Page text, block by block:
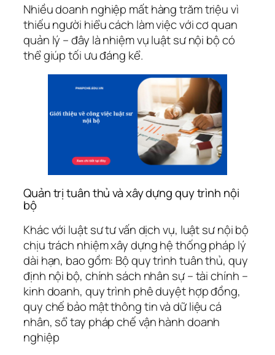
Nhiều doanh nghiệp mất hàng trăm triệu vì
thiếu người hiểu cách làm việc với cơ quan
quản lý – đây là nhiệm vụ luật sư nội bộ có
thể giúp tối ưu đáng kể.
Quản trị tuân thủ và xây dựng quy trình nội
bộ
Khác với luật sư tư vấn dịch vụ, luật sư nội bộ
chịu trách nhiệm xây dựng hệ thống pháp lý
dài hạn, bao gồm: Bộ quy trình tuân thủ, quy
định nội bộ, chính sách nhân sự – tài chính –
kinh doanh, quy trình phê duyệt hợp đồng,
quy chế bảo mật thông tin và dữ liệu cá
nhân, sổ tay pháp chế vận hành doanh
nghiệp